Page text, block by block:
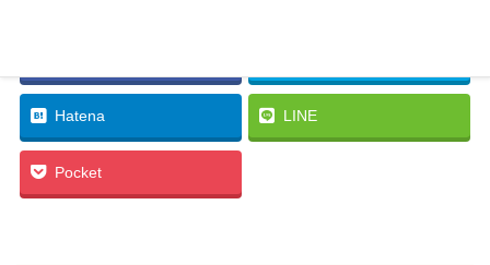
Hatena LINE
Pocket